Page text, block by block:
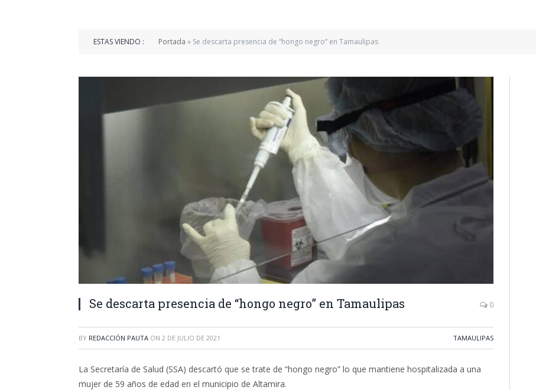
ESTAS VIENDO : Portada » Se descarta presencia de “hongo negro” en Tamaulipas
Se descarta presencia de “hongo negro” en Tamaulipas 0
BY REDACCIÓN PAUTA ON 2 DE JULIO DE 2021 TAMAULIPAS
La Secretaría de Salud (SSA) descartó que se trate de “hongo negro” lo que mantiene hospitalizada a una
mujer de 59 años de edad en el municipio de Altamira.